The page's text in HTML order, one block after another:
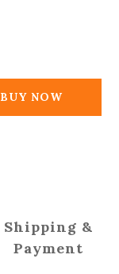
BUY NOW
Shipping &
Payment